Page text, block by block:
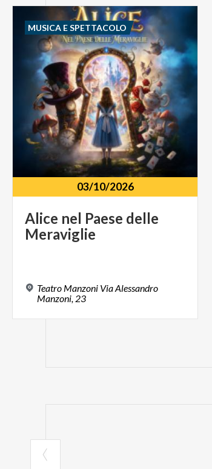
03/10/2026
Alice nel Paese delle
Meraviglie
Teatro Manzoni Via Alessandro
Manzoni, 23
MUSICA E SPETTACOLO